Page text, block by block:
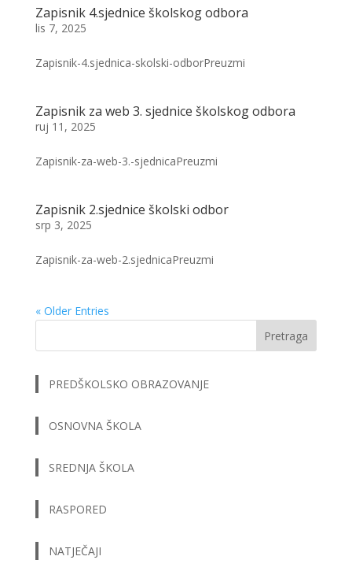
Zapisnik 4.sjednice školskog odbora
lis 7, 2025
Zapisnik-4.sjednica-skolski-odborPreuzmi
Zapisnik za web 3. sjednice školskog odbora
ruj 11, 2025
Zapisnik-za-web-3.-sjednicaPreuzmi
Zapisnik 2.sjednice školski odbor
srp 3, 2025
Zapisnik-za-web-2.sjednicaPreuzmi
« Older Entries
Pretraga
PREDŠKOLSKO OBRAZOVANJE
OSNOVNA ŠKOLA
SREDNJA ŠKOLA
RASPORED
NATJEČAJI